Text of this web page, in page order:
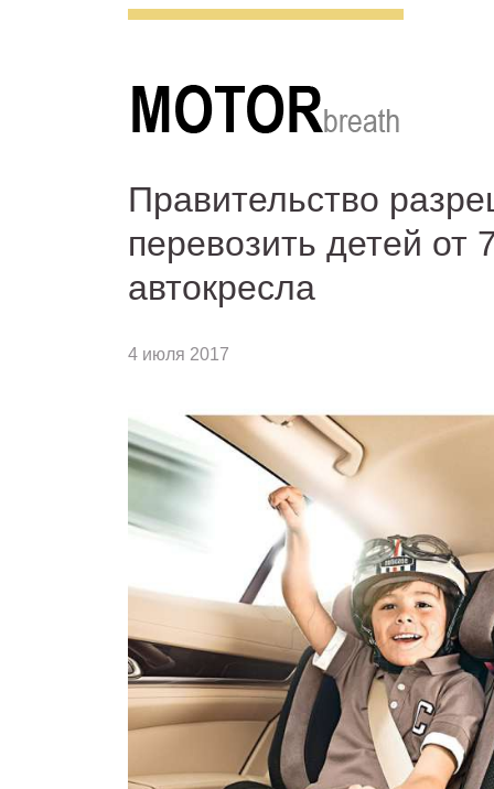
Правительство
перевозить детей от
автокресла
4 июля 2017